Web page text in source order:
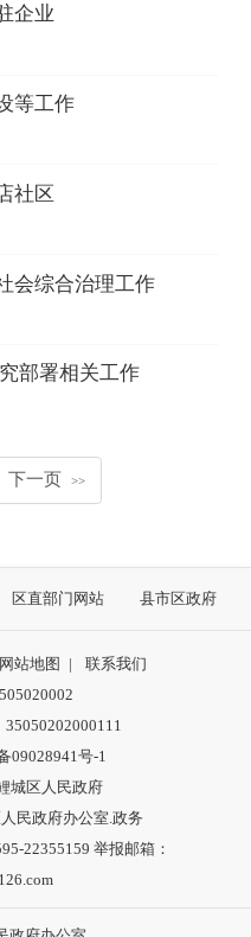
企业
等工作
社区
会综合治理工作
部署相关工作
下一页 >>
区直部门网站 县市区政府
网站地图 |
联系我们
09028941号-1
城区人民政府
民政府办公室.政务
22355159 举报邮箱：